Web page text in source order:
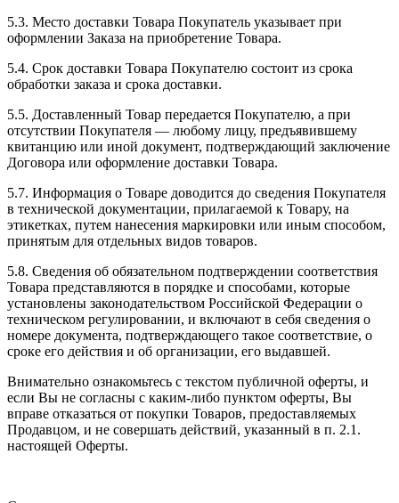
5.3. Место доставки Товара Покупатель указывает при
оформлении Заказа на приобретение Товара.
5.4. Срок доставки Товара Покупателю состоит из срока
обработки заказа и срока доставки.
5.5. Доставленный Товар передается Покупателю, а при
отсутствии Покупателя — любому лицу, предъявившему
квитанцию или иной документ, подтверждающий заключение
Договора или оформление доставки Товара.
5.7. Информация о Товаре доводится до сведения Покупателя
в технической документации, прилагаемой к Товару, на
этикетках, путем нанесения маркировки или иным способом,
принятым для отдельных видов товаров.
5.8. Сведения об обязательном подтверждении соответствия
Товара представляются в порядке и способами, которые
установлены законодательством Российской Федерации о
техническом регулировании, и включают в себя сведения о
номере документа, подтверждающего такое соответствие, о
сроке его действия и об организации, его выдавшей.
Внимательно ознакомьтесь с текстом публичной оферты, и
если Вы не согласны с каким-либо пунктом оферты, Вы
вправе отказаться от покупки Товаров, предоставляемых
Продавцом, и не совершать действий, указанный в п. 2.1.
настоящей Оферты.